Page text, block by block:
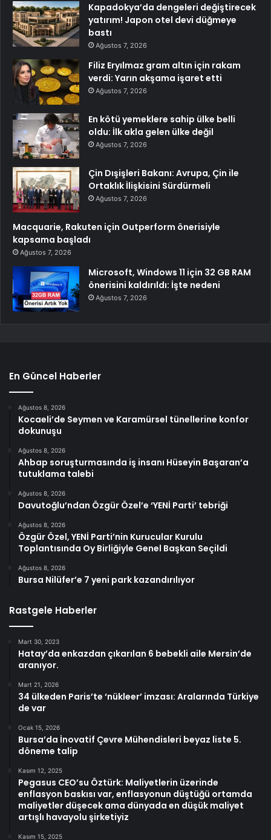
Kapadokya’da dengeleri değiştirecek
yatırım! Japon otel devi düğmeye
bastı
Ağustos 7, 2026
Filiz Eryılmaz gram altın için rakam
verdi: Yarın akşama işaret etti
Ağustos 7, 2026
En kötü yemeklere sahip ülke belli
oldu: İlk akla gelen ülke değil
Ağustos 7, 2026
Çin Dışişleri Bakanı: Avrupa, Çin ile
Ortaklık İlişkisini Sürdürmeli
Ağustos 7, 2026
Macquarie, Rakuten için Outperform önerisiyle
kapsama başladı
Ağustos 7, 2026
Microsoft, Windows 11 için 32 GB RAM
önerisini kaldırıldı: İşte nedeni
Ağustos 7, 2026
En Güncel Haberler
Ağustos 8, 2026
Kocaeli’de Seymen ve Karamürsel tünellerine konfor
dokunuşu
Ağustos 8, 2026
Ahbap soruşturmasında iş insanı Hüseyin Başaran’a
tutuklama talebi
Ağustos 8, 2026
Davutoğlu’ndan Özgür Özel’e ‘YENİ Parti’ tebriği
Ağustos 8, 2026
Özgür Özel, YENİ Parti’nin Kurucular Kurulu
Toplantısında Oy Birliğiyle Genel Başkan Seçildi
Ağustos 8, 2026
Bursa Nilüfer’e 7 yeni park kazandırılıyor
Rastgele Haberler
Mart 30, 2023
Hatay’da enkazdan çıkarılan 6 bebekli aile Mersin’de
aranıyor.
Mart 21, 2026
34 ülkeden Paris’te ‘nükleer’ imzası: Aralarında Türkiye
de var
Ocak 15, 2026
Bursa’da İnovatif Çevre Mühendisleri beyaz liste 5.
döneme talip
Kasım 12, 2025
Pegasus CEO’su Öztürk: Maliyetlerin üzerinde
enflasyon baskısı var, enflasyonun düştüğü ortamda
maliyetler düşecek ama dünyada en düşük maliyet
artışlı havayolu şirketiyiz
Kasım 15, 2025